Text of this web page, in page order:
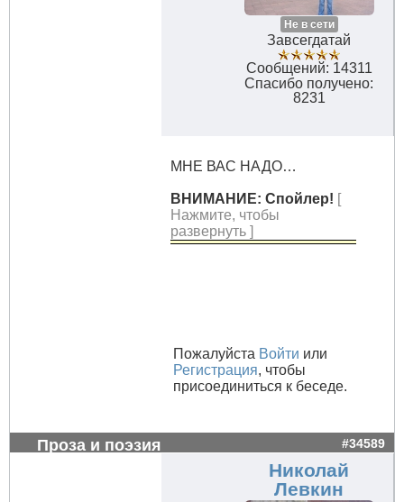
Не в сети
Завсегдатай
Сообщений: 14311
Спасибо получено:
8231
МНЕ ВАС НАДО…
ВНИМАНИЕ: Спойлер! [
Нажмите, чтобы
развернуть ]
Пожалуйста Войти или
Регистрация, чтобы
присоединиться к беседе.
Проза и поэзия #34589
Николай
Левкин